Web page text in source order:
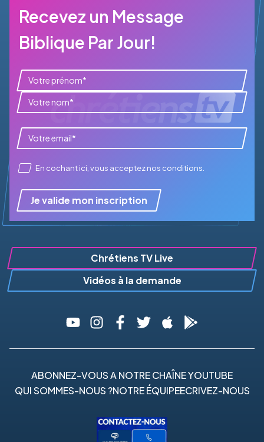
Recevez un Message
Biblique Par Jour!
En cochant ici, vous accepteznos conditions
Je valide mon inscription
Chrétiens TV Live
Vidéos à la demande
ABONNEZ-VOUS A NOTRE CHAÎNE YOUTUBE
QUI SOMMES-NOUS ?NOTRE ÉQUIPEECRIVEZ-NOUS